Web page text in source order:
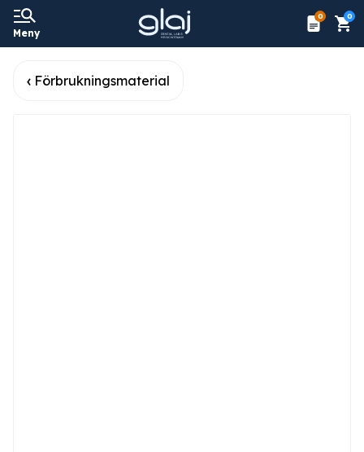
Meny
0 0
Förbrukningsmaterial